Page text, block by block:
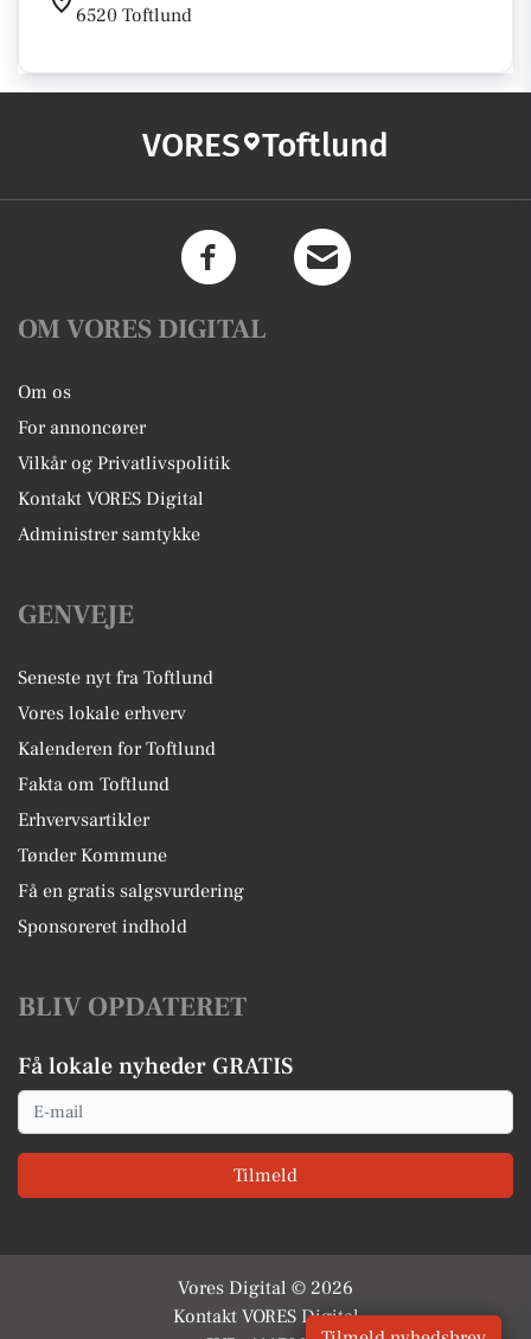
6520 Toftlund
VORES Toftlund
OM VORES DIGITAL
Om os
For annoncører
Vilkår og Privatlivspolitik
Kontakt VORES Digital
Administrer samtykke
GENVEJE
Seneste nyt fra Toftlund
Vores lokale erhverv
Kalenderen for Toftlund
Fakta om Toftlund
Erhvervsartikler
Tønder Kommune
Få en gratis salgsvurdering
Sponsoreret indhold
BLIV OPDATERET
Få lokale nyheder GRATIS
Email
Tilmeld
Vores Digital © 2026
Kontakt VORES Digital